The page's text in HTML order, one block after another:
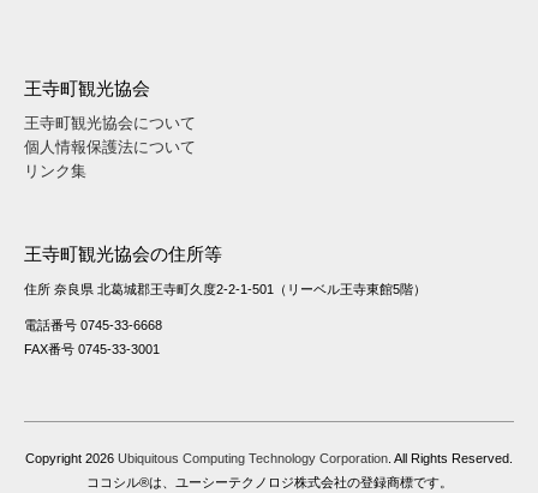
王寺町観光協会
王寺町観光協会について
個人情報保護法について
リンク集
王寺町観光協会の住所等
住所 奈良県 北葛城郡王寺町久度2-2-1-501（リーベル王寺東館5階）
電話番号 0745-33-6668
FAX番号 0745-33-3001
Copyright 2026 Ubiquitous Computing Technology Corporation . All Rights Reserved.
ココシル®は、ユーシーテクノロジ株式会社の登録商標です。